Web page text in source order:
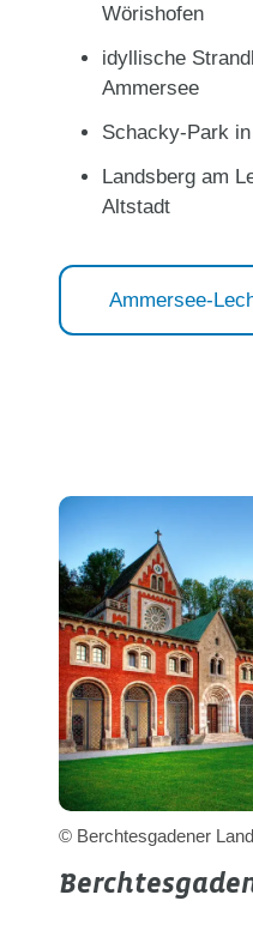
Wörishofen
idyllische
Ammersee
Schacky-Park
Landsberg am
Altstadt
Ammersee-
© Berchtesgadener